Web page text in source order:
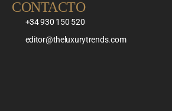
CONTACTO
+34 930 150 520
editor@theluxurytrends.com